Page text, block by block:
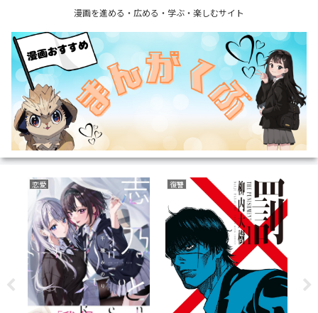
漫画を進める・広める・学ぶ・楽しむサイト
サバイバルホラー 育児・子育て